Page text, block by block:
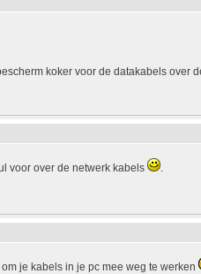
koker voor de datakabels over
voor over de netwerk kabels .
je kabels in je pc mee weg te werken